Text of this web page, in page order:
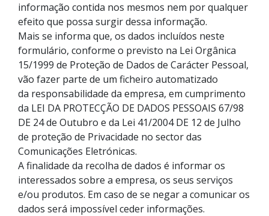
informação contida nos mesmos nem por qualquer
efeito que possa surgir dessa informação.
Mais se informa que, os dados incluídos neste
formulário, conforme o previsto na Lei Orgânica
15/1999 de Proteção de Dados de Carácter Pessoal,
vão fazer parte de um ficheiro automatizado
da responsabilidade da empresa, em cumprimento
da LEI DA PROTECÇÃO DE DADOS PESSOAIS 67/98
DE 24 de Outubro e da Lei 41/2004 DE 12 de Julho
de proteção de Privacidade no sector das
Comunicações Eletrónicas.
A finalidade da recolha de dados é informar os
interessados sobre a empresa, os seus serviços
e/ou produtos. Em caso de se negar a comunicar os
dados será impossível ceder informações.